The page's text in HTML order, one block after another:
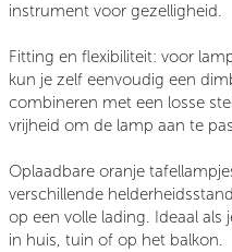
instrument voor gezelligheid.
Fitting en flexibiliteit: voor
kun je zelf eenvoudig een
combineren met een losse
vrijheid om de lamp aan te
Oplaadbare oranje
verschillende
op een volle lading. Ideaal als
in huis, tuin of op het balkon.